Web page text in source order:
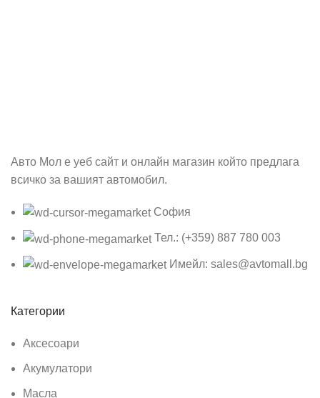
Авто Мол е уеб сайт и онлайн магазин който предлага
всичко за вашият автомобил.
София
Тел.: (+359) 887 780 003
Имейл: sales@avtomall.bg
Категории
Аксесоари
Акумулатори
Масла